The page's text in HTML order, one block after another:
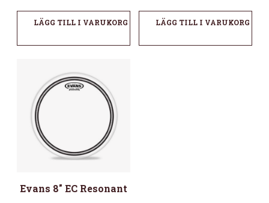
LÄGG TILL I VARUKORG LÄGG TILL I VARUKORG
Evans 8″ EC Resonant